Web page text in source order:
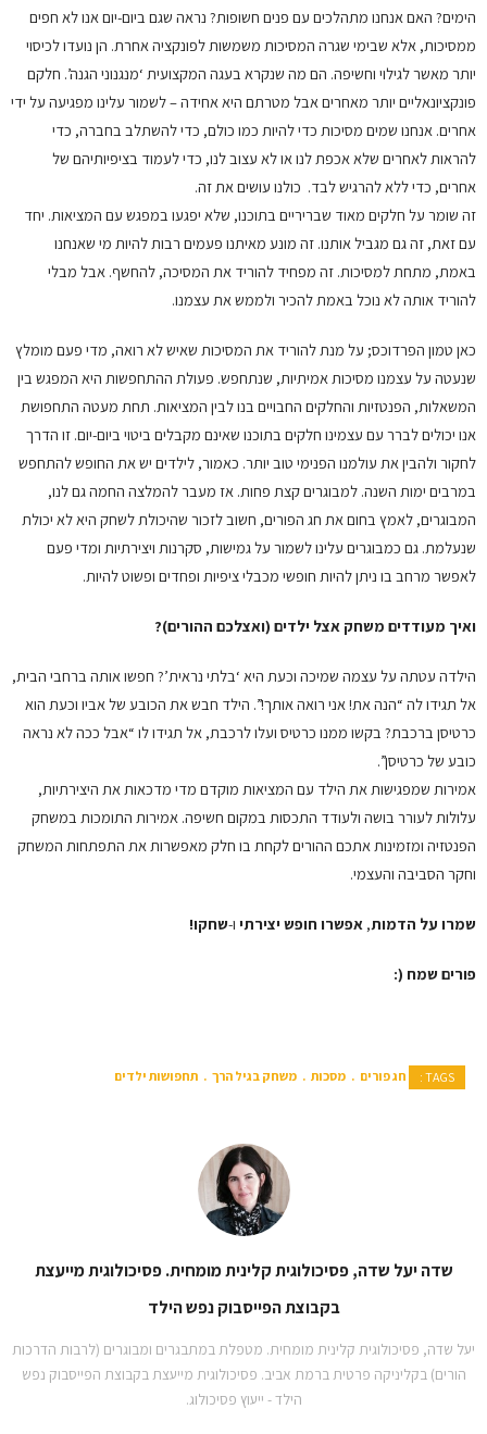
הימים? האם אנחנו מתהלכים עם פנים חשופות? נראה שגם ביום-יום אנו לא חפים
ממסיכות, אלא שבימי שגרה המסיכות משמשות לפונקציה אחרת. הן נועדו לכיסוי
יותר מאשר לגילוי וחשיפה. הם מה שנקרא בעגה המקצועית ‘מנגנוני הגנה’. חלקם
פונקציונאליים יותר מאחרים אבל מטרתם היא אחידה – לשמור עלינו מפגיעה על ידי
אחרים. אנחנו שמים מסיכות כדי להיות כמו כולם, כדי להשתלב בחברה, כדי
להראות לאחרים שלא אכפת לנו או לא עצוב לנו, כדי לעמוד בציפיותיהם של
אחרים, כדי ללא להרגיש לבד. כולנו עושים את זה.
זה שומר על חלקים מאוד שבריריים בתוכנו, שלא יפגעו במפגש עם המציאות. יחד
עם זאת, זה גם מגביל אותנו. זה מונע מאיתנו פעמים רבות להיות מי שאנחנו
באמת, מתחת למסיכות. זה מפחיד להוריד את המסיכה, להחשף. אבל מבלי
להוריד אותה לא נוכל באמת להכיר ולממש את עצמנו.
כאן טמון הפרדוכס; על מנת להוריד את המסיכות שאיש לא רואה, מדי פעם מומלץ
שנעטה על עצמנו מסיכות אמיתיות, שנתחפש. פעולת ההתחפשות היא המפגש בין
המשאלות, הפנטזיות והחלקים החבויים בנו לבין המציאות. תחת מעטה התחפושת
אנו יכולים לברר עם עצמינו חלקים בתוכנו שאינם מקבלים ביטוי ביום-יום. זו הדרך
לחקור ולהבין את עולמנו הפנימי טוב יותר. כאמור, לילדים יש את החופש להתחפש
במרבים ימות השנה. למבוגרים קצת פחות. אז מעבר להמלצה החמה גם לנו,
המבוגרים, לאמץ בחום את חג הפורים, חשוב לזכור שהיכולת לשחק היא לא יכולת
שנעלמת. גם כמבוגרים עלינו לשמור על גמישות, סקרנות ויצירתיות ומדי פעם
לאפשר מרחב בו ניתן להיות חופשי מכבלי ציפיות ופחדים ופשוט להיות.
ואיך מעודדים משחק אצל ילדים (ואצלכם ההורים)?
הילדה עטתה על עצמה שמיכה וכעת היא ‘בלתי נראית’? חפשו אותה ברחבי הבית,
אל תגידו לה “הנה את! אני רואה אותך!”. הילד חבש את הכובע של אביו וכעת הוא
כרטיסן ברכבת? בקשו ממנו כרטיס ועלו לרכבת, אל תגידו לו “אבל ככה לא נראה
כובע של כרטיסן”.
אמירות שמפגישות את הילד עם המציאות מוקדם מדי מדכאות את היצירתיות,
עלולות לעורר בושה ולעודד התכסות במקום חשיפה. אמירות התומכות במשחק
הפנטזיה ומזמינות אתכם ההורים לקחת בו חלק מאפשרות את התפתחות המשחק
וחקר הסביבה והעצמי.
שמרו על הדמות, אפשרו חופש יצירתי ו-שחקו!
פורים שמח (:
TAGS : חג פורים מסכות משחק בגיל הרך תחפושות ילדים
שדה יעל שדה, פסיכולוגית קלינית מומחית. פסיכולוגית מייעצת
בקבוצת הפייסבוק נפש הילד
יעל שדה, פסיכולוגית קלינית מומחית. מטפלת במתבגרים ומבוגרים (לרבות הדרכות
הורים) בקליניקה פרטית ברמת אביב. פסיכולוגית מייעצת בקבוצת הפייסבוק נפש
הילד - ייעוץ פסיכולוג.